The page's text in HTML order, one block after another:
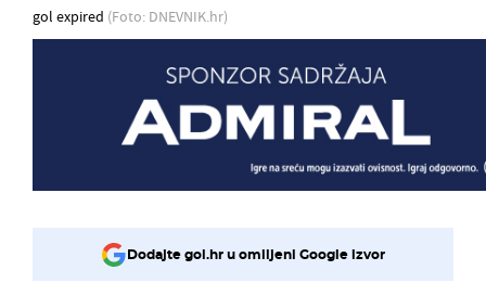
gol expired (Foto: DNEVNIK.hr)
Dodajte gol.hr u omiljeni Google izvor